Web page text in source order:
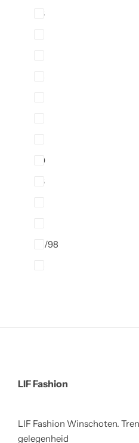
56
80
86
92/98
LIF Fashion
LIF Fashion Winschoten.
gelegenheid